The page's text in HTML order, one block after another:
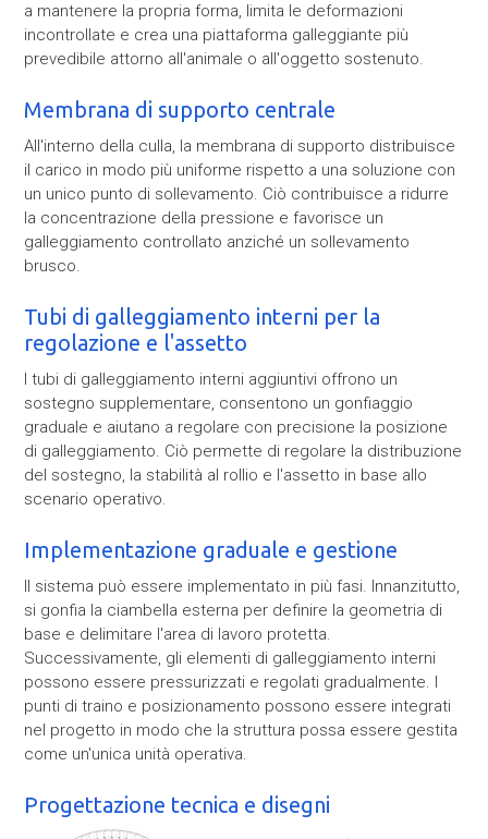
a mantenere la propria forma, limita le deformazioni
incontrollate e crea una piattaforma galleggiante più
prevedibile attorno all'animale o all'oggetto sostenuto.
Membrana di supporto centrale
All'interno della culla, la membrana di supporto distribuisce
il carico in modo più uniforme rispetto a una soluzione con
un unico punto di sollevamento. Ciò contribuisce a ridurre
la concentrazione della pressione e favorisce un
galleggiamento controllato anziché un sollevamento
brusco.
Tubi di galleggiamento interni per la
regolazione e l'assetto
I tubi di galleggiamento interni aggiuntivi offrono un
sostegno supplementare, consentono un gonfiaggio
graduale e aiutano a regolare con precisione la posizione
di galleggiamento. Ciò permette di regolare la distribuzione
del sostegno, la stabilità al rollio e l'assetto in base allo
scenario operativo.
Implementazione graduale e gestione
Il sistema può essere implementato in più fasi. Innanzitutto,
si gonfia la ciambella esterna per definire la geometria di
base e delimitare l'area di lavoro protetta.
Successivamente, gli elementi di galleggiamento interni
possono essere pressurizzati e regolati gradualmente. I
punti di traino e posizionamento possono essere integrati
nel progetto in modo che la struttura possa essere gestita
come un'unica unità operativa.
Progettazione tecnica e disegni